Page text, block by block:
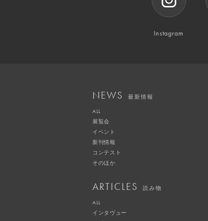
Instagram
NEWS 最新情報
ALL
展覧会
イベント
新刊情報
コンテスト
そのほか
ARTICLES 読み物
ALL
インタヴュー